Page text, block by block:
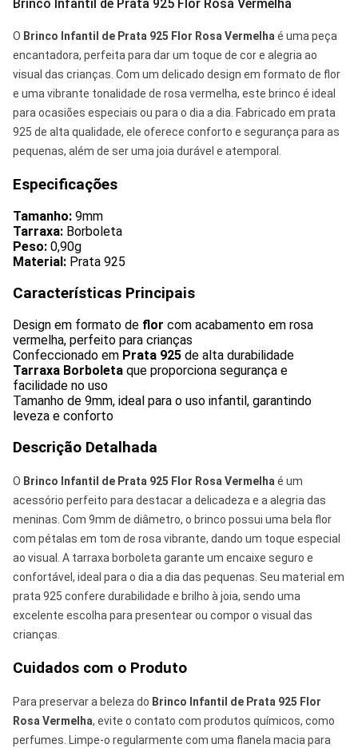
Brinco Infantil de Prata 925 Flor Rosa Vermelha
O Brinco Infantil de Prata 925 Flor Rosa Vermelha é uma peça
encantadora, perfeita para dar um toque de cor e alegria ao
visual das crianças. Com um delicado design em formato de flor
e uma vibrante tonalidade de rosa vermelha, este brinco é ideal
para ocasiões especiais ou para o dia a dia. Fabricado em prata
925 de alta qualidade, ele oferece conforto e segurança para as
pequenas, além de ser uma joia durável e atemporal.
Especificações
Tamanho: 9mm
Tarraxa: Borboleta
Peso: 0,90g
Material: Prata 925
Características Principais
Design em formato de flor com acabamento em rosa
vermelha, perfeito para crianças
Confeccionado em Prata 925 de alta durabilidade
Tarraxa Borboleta que proporciona segurança e
facilidade no uso
Tamanho de 9mm, ideal para o uso infantil, garantindo
leveza e conforto
Descrição Detalhada
O Brinco Infantil de Prata 925 Flor Rosa Vermelha é um
acessório perfeito para destacar a delicadeza e a alegria das
meninas. Com 9mm de diâmetro, o brinco possui uma bela flor
com pétalas em tom de rosa vibrante, dando um toque especial
ao visual. A tarraxa borboleta garante um encaixe seguro e
confortável, ideal para o dia a dia das pequenas. Seu material em
prata 925 confere durabilidade e brilho à joia, sendo uma
excelente escolha para presentear ou compor o visual das
crianças.
Cuidados com o Produto
Para preservar a beleza do Brinco Infantil de Prata 925 Flor
Rosa Vermelha, evite o contato com produtos químicos, como
perfumes. Limpe-o regularmente com uma flanela macia para